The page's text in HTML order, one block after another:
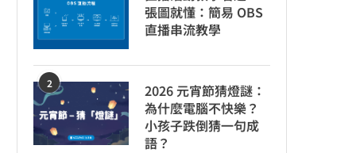
張圖就懂：簡易 OBS
直播串流教學
2
2026 元宵節猜燈謎：
為什麼電腦不快樂？
小孩子跌倒猜一句成
語？